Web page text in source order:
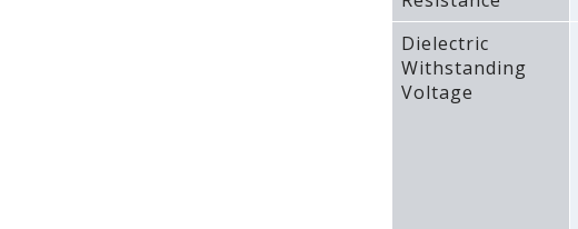
Dielectric
Withstanding
Voltage